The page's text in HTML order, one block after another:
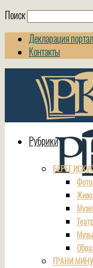
Поиск
Декларация
Контакты
Рубрики
БЕРЕГ
Театр
ГРАНИ